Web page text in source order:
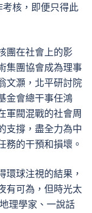
考核，即便只得此
團在社會上的影
集團協會成為理事
文灝，北平研討院
金會總干事任鴻
軍閥混戰的社會周
支撐，盡全力為中
務的干預和損壞。
環球注視的結果，
有可為，但時光太
理學家、一說話